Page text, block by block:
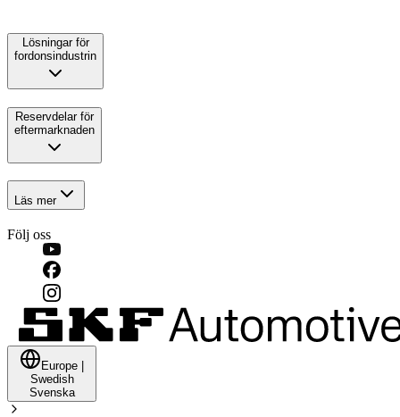
Lösningar för
fordonsindustrin
Reservdelar för
eftermarknaden
Läs mer
Följ oss
Europe
Swedish
Svenska